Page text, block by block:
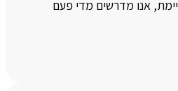
אנו מדרשים מדי פעם